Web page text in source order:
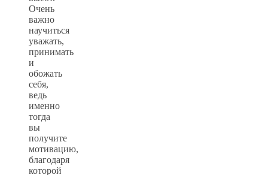
Очень
важно
научиться
уважать,
принимать
и
обожать
себя,
ведь
именно
тогда
вы
получите
мотивацию,
благодаря
которой